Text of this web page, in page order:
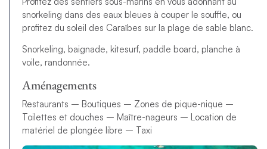
snorkeling dans des eaux bleues à couper le souffle, ou
profitez du soleil des Caraïbes sur la plage de sable blanc.
Snorkeling, baignade, kitesurf, paddle board, planche à
voile, randonnée.
Aménagements
Restaurants – Boutiques – Zones de pique-nique –
Toilettes et douches – Maître-nageurs – Location de
matériel de plongée libre – Taxi